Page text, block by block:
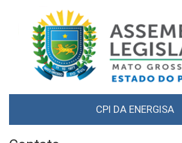
CPI DA ENERGISA